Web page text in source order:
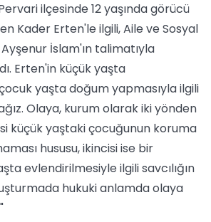
ilçesinde 12 yaşında görücü
Kader Erten'le ilgili, Aile ve Sosyal
İslam'ın talimatıyla
Erten'in küçük yaşta
yaşta doğum yapmasıyla ilgili
Olaya, kurum olarak iki yönden
küçük yaştaki çocuğunun koruma
hususu, ikincisi ise bir
evlendirilmesiyle ilgili savcılığın
hukuki anlamda olaya